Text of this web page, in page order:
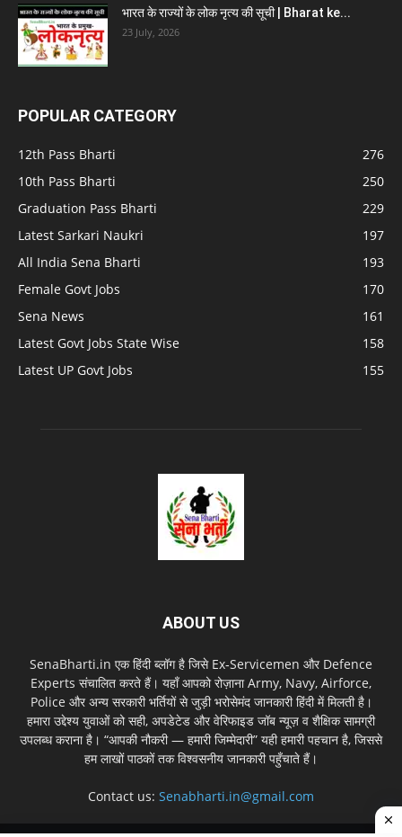
भारत के राज्यों के लोक नृत्य की सूची | Bharat ke...
23 July, 2026
POPULAR CATEGORY
12th Pass Bharti
276
10th Pass Bharti
250
Graduation Pass Bharti
229
Latest Sarkari Naukri
197
All India Sena Bharti
193
Female Govt Jobs
170
Sena News
161
Latest Govt Jobs State Wise
158
Latest UP Govt Jobs
155
ABOUT US
SenaBharti.in एक हिंदी ब्लॉग है जिसे Ex‑Servicemen और Defence
Experts संचालित करते हैं। यहाँ आपको रोज़ाना Army, Navy, Airforce,
Police और अन्य सरकारी भर्तियों से जुड़ी भरोसेमंद जानकारी हिंदी में मिलती है।
हमारा उद्देश्य युवाओं को सही, अपडेटेड और वेरिफाइड जॉब न्यूज़ व शैक्षिक सामग्री
उपलब्ध कराना है। “आपकी नौकरी — हमारी जिम्मेदारी” यही हमारी पहचान है, जिससे
हम लाखों पाठकों तक विश्वसनीय जानकारी पहुँचाते हैं।
Contact us: Senabharti.in@gmail.com